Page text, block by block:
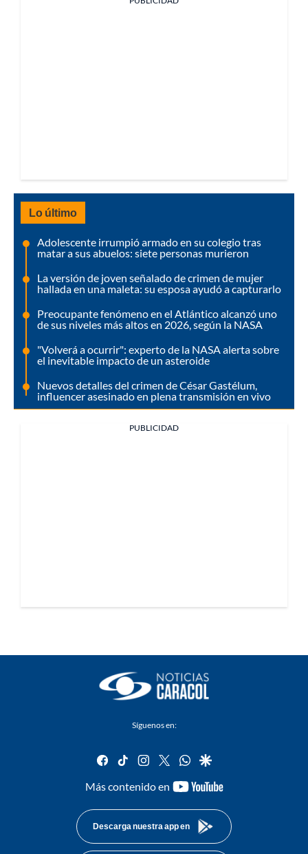
Lo último
Adolescente irrumpió armado en su colegio tras
matar a sus abuelos: siete personas murieron
La versión de joven señalado de crimen de mujer
hallada en una maleta: su esposa ayudó a capturarlo
Preocupante fenómeno en el Atlántico alcanzó uno
de sus niveles más altos en 2026, según la NASA
"Volverá a ocurrir": experto de la NASA alerta sobre
el inevitable impacto de un asteroide
Nuevos detalles del crimen de César Gastélum,
influencer asesinado en plena transmisión en vivo
PUBLICIDAD
Síguenos en:
facebook
tiktok instagram
twitterwhatsapp
google
Más contenido en
youtube-
Descarga nuestra app en